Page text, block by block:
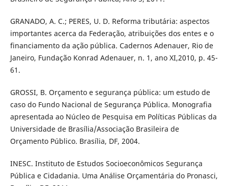
GRANADO, A. C.; PERES, U. D. Reforma tributária: aspectos
importantes acerca da Federação, atribuições dos entes e o
financiamento da ação pública. Cadernos Adenauer, Rio de
Janeiro, Fundação Konrad Adenauer, n. 1, ano XI,2010, p. 45-
61.
GROSSI, B. Orçamento e segurança pública: um estudo de
caso do Fundo Nacional de Segurança Pública. Monografia
apresentada ao Núcleo de Pesquisa em Políticas Públicas da
Universidade de Brasília/Associação Brasileira de
Orçamento Público. Brasília, DF, 2004.
INESC. Instituto de Estudos Socioeconômicos Segurança
Pública e Cidadania. Uma Análise Orçamentária do Pronasci,